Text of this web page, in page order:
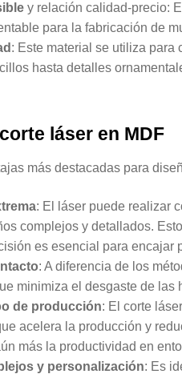
y relación calidad-precio:
para la fabricación de
: Este material se utiliza para
hasta detalles
láser en MDF
más destacadas para
: El láser puede realizar
complejos y detallados.
es esencial para encajar
: A diferencia de los
minimiza el desgaste de
de producción: El corte
acelera la producción y
más la productividad en
y personalización: Es